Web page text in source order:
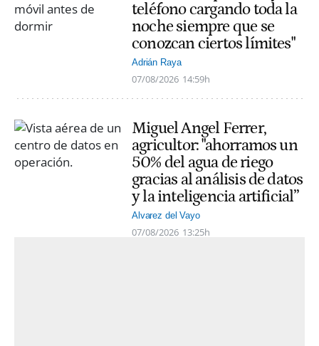
teléfono cargando toda la
noche siempre que se
conozcan ciertos límites"
Adrián Raya
07/08/2026 14:59h
Miguel Angel Ferrer,
agricultor: "ahorramos un
50% del agua de riego
gracias al análisis de datos
y la inteligencia artificial”
Alvarez del Vayo
07/08/2026 13:25h